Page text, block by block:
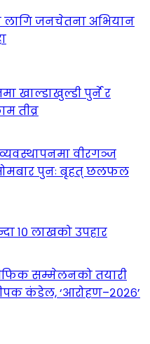
लागि जनचेतना अभियान
खाल्डाखुल्डी पुर्ने र
तीव्र
वीरगञ्ज
पुनः बृहत् छलफल
१० लाखको उपहार
सम्मेलनको तयारी
कंडेल, ‘आरोहण–२०२६’